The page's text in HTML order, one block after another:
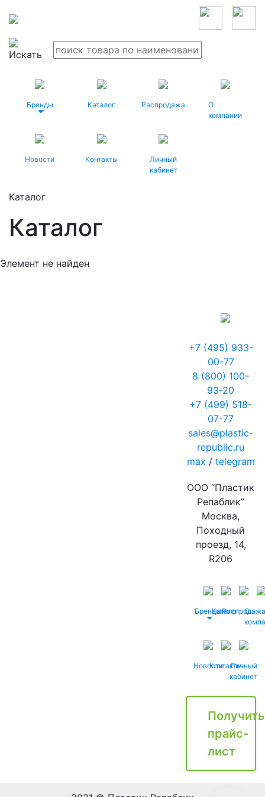
Бренды Каталог Распродажа
О
компании
Новости Контакты
Личный
кабинет
Каталог
Каталог
Элемент не найден
+7 (495) 933-
00-77
8 (800) 100-
93-20
+7 (499) 518-
07-77
sales@plastic-
republic.ru
max / telegram
ООО “Пластик
Репаблик”
Москва,
Походный
проезд, 14,
R206
БрендыКаталог
Распродажа
О
НовостиКонтактыЛичный
кабинет
Получить
прайс-
лист